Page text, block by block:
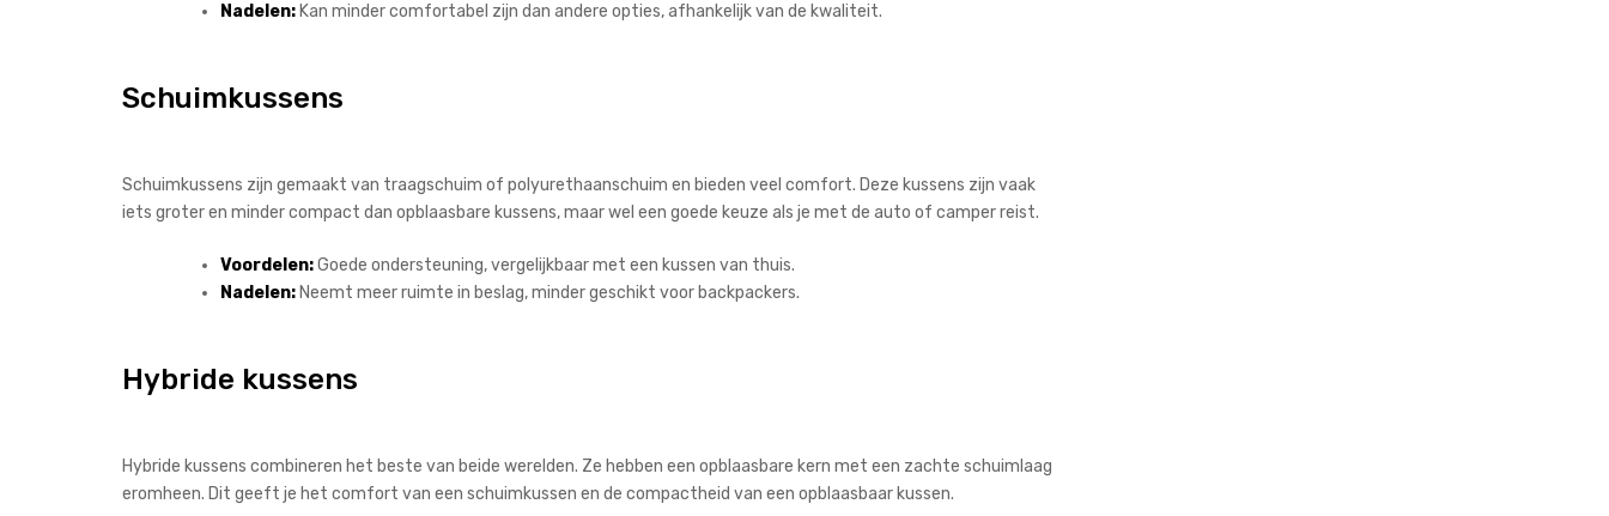
Nadelen: Kan minder comfortabel zijn dan andere opties, afhankelijk van de kwaliteit.
Schuimkussens
Schuimkussens zijn gemaakt van traagschuim of polyurethaanschuim en bieden veel comfort. Deze kussens zijn vaak
iets groter en minder compact dan opblaasbare kussens, maar wel een goede keuze als je met de auto of camper reist.
Voordelen:Goede ondersteuning, vergelijkbaar met een kussen van thuis.
Nadelen: Neemt meer ruimte in beslag, minder geschikt voor backpackers.
Hybride kussens
Hybride kussens combineren het beste van beide werelden. Ze hebben een opblaasbare kern met een zachte schuimlaag
eromheen. Dit geeft je het comfort van een schuimkussen en de compactheid van een opblaasbaar kussen.